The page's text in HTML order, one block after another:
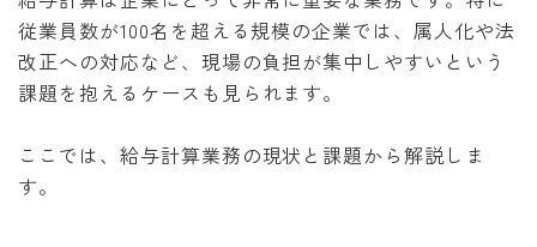
従業員数が100名を超える規模の企業では、属人化や法
改正への対応など、現場の負担が集中しやすいという
課題を抱えるケースも見られます。
ここでは、給与計算業務の現状と課題から解説しま
す。